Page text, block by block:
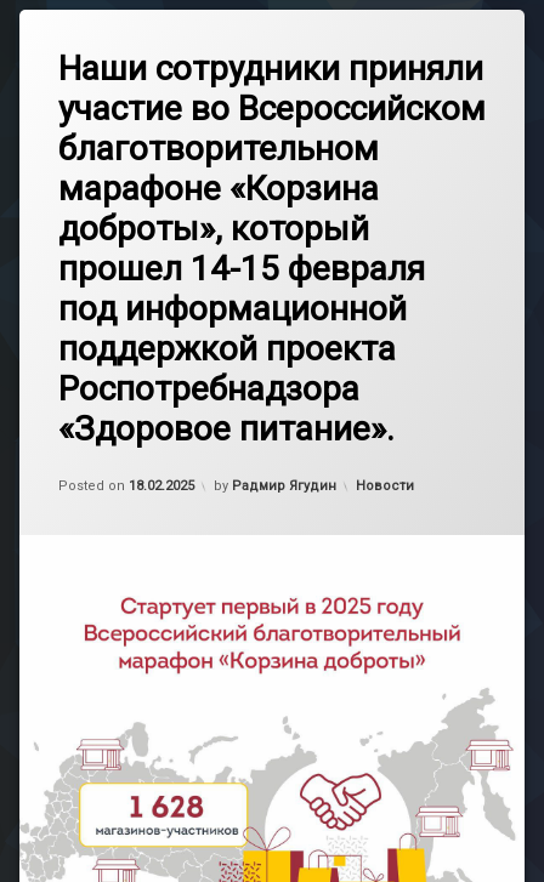
Наши сотрудники приняли
участие во Всероссийском
благотворительном
марафоне «Корзина
доброты», который
прошел 14-15 февраля
под информационной
поддержкой проекта
Роспотребнадзора
«Здоровое питание».
Posted on 18.02.2025 by Радмир Ягудин Категории:
Новости